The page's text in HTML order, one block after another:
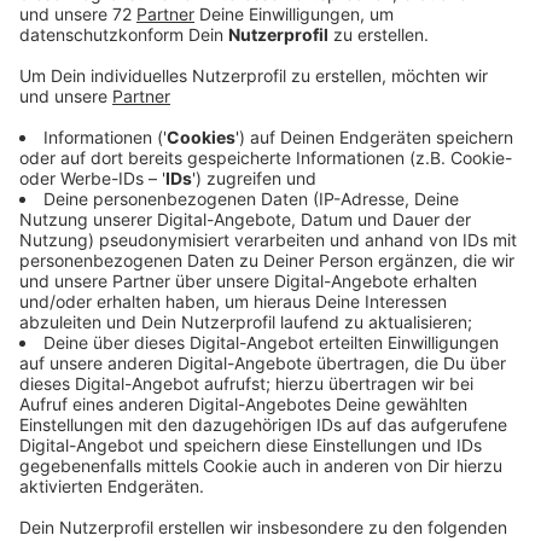
Mit dem bisherigen Team lässt sich eine weitere
Gruppe nicht stemmen. Das Jugendrotkreuz sucht
deshalb Freiwillige, die Lust haben sich als Betreuer zu
engagieren. Sie sollten mindestens 16 Jahre alt sein
und Spaß an der Arbeit mit Kindern haben. Bei
Interesse und für weitere Informationen melden Sie
sich beim JRK-Team per E-Mail unter jrk@drk-
luedinghausen.de
Das Jugendrotkreuz in Lüdinghausen und Seppenrade
war vor einem Jahr neu gestartet. Nach einer Corona
bedingten Pause waren Ehrenamtliche ausgeschieden
und es musste sich erst ein neues Team finden. Das